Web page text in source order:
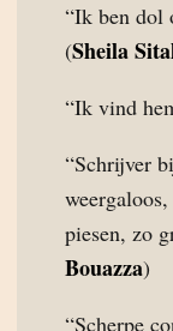
“Ik ben dol
(Sheila
“Ik vind
“Schrijver
piesen, zo
Bouazza)
“Scherpe